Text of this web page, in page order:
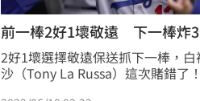
前一棒2好1壞敬遠 下一棒炸
2好1壞選擇敬遠保送抓下一棒，
沙（Tony La Russa）這次賭錯了